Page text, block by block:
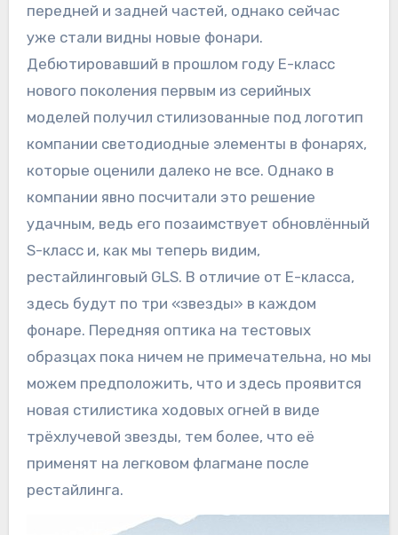
передней и задней частей, однако сейчас
уже стали видны новые фонари.
Дебютировавший в прошлом году Е-класс
нового поколения первым из серийных
моделей получил стилизованные под логотип
компании светодиодные элементы в фонарях,
которые оценили далеко не все. Однако в
компании явно посчитали это решение
удачным, ведь его позаимствует обновлённый
S-класс и, как мы теперь видим,
рестайлинговый GLS. В отличие от Е-класса,
здесь будут по три «звезды» в каждом
фонаре. Передняя оптика на тестовых
образцах пока ничем не примечательна, но мы
можем предположить, что и здесь проявится
новая стилистика ходовых огней в виде
трёхлучевой звезды, тем более, что её
применят на легковом флагмане после
рестайлинга.